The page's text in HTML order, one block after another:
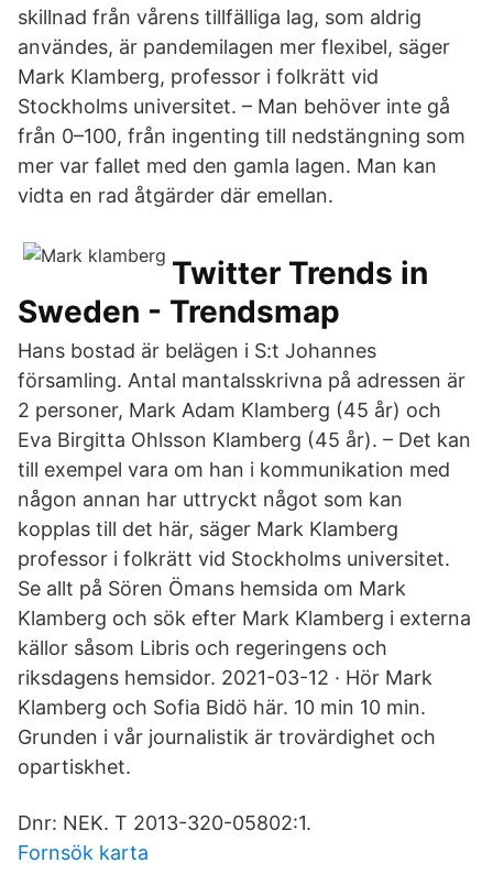
skillnad från vårens tillfälliga lag, som aldrig
användes, är pandemilagen mer flexibel, säger
Mark Klamberg, professor i folkrätt vid
Stockholms universitet. – Man behöver inte gå
från 0–100, från ingenting till nedstängning som
mer var fallet med den gamla lagen. Man kan
vidta en rad åtgärder där emellan.
Twitter Trends in
Sweden - Trendsmap
Hans bostad är belägen i S:t Johannes
församling. Antal mantalsskrivna på adressen är
2 personer, Mark Adam Klamberg (45 år) och
Eva Birgitta Ohlsson Klamberg (45 år). – Det kan
till exempel vara om han i kommunikation med
någon annan har uttryckt något som kan
kopplas till det här, säger Mark Klamberg
professor i folkrätt vid Stockholms universitet.
Se allt på Sören Ömans hemsida om Mark
Klamberg och sök efter Mark Klamberg i externa
källor såsom Libris och regeringens och
riksdagens hemsidor. 2021-03-12 · Hör Mark
Klamberg och Sofia Bidö här. 10 min 10 min.
Grunden i vår journalistik är trovärdighet och
opartiskhet.
Dnr: NEK. T 2013-320-05802:1.
Fornsök karta